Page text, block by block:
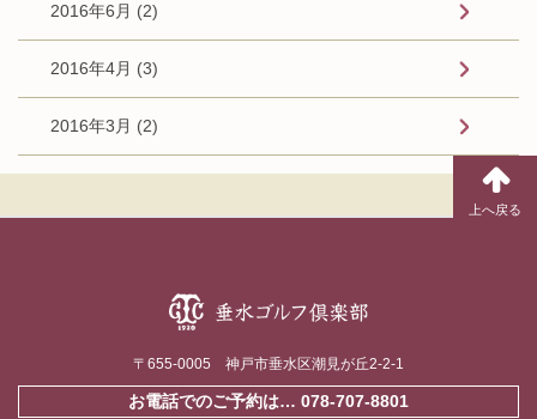
2016年6月 (2)
2016年4月 (3)
2016年3月 (2)
〒655-0005 神戸市垂水区潮見が丘2-2-1
お電話でのご予約は… 078-707-8801